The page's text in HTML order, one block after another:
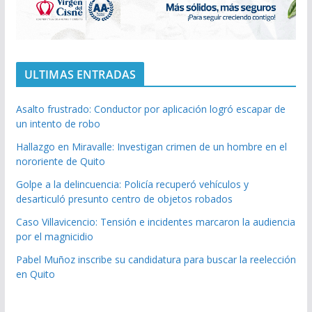
ULTIMAS ENTRADAS
Asalto frustrado: Conductor por aplicación logró escapar de
un intento de robo
Hallazgo en Miravalle: Investigan crimen de un hombre en el
nororiente de Quito
Golpe a la delincuencia: Policía recuperó vehículos y
desarticuló presunto centro de objetos robados
Caso Villavicencio: Tensión e incidentes marcaron la audiencia
por el magnicidio
Pabel Muñoz inscribe su candidatura para buscar la reelección
en Quito